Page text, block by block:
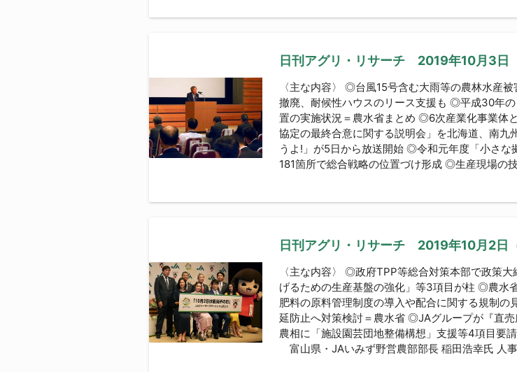
日刊アグリ・リサーチ 2019年10月3日
〈主な内容〉 ◎台風15号含む大雨等の農林水産
撤廃、耐候性ハウスのリース支援も ◎平成30年
置の実施状況＝農水省まとめ ◎6次産業化事業体
協定の最終合意に関する説明会」を北海道、南
うよ!」が5日から放送開始 ◎令和元年度「小さ
181箇所で総合戦略の位置づけ形成 ◎生産現場の
日刊アグリ・リサーチ 2019年10月2日（
〈主な内容〉 ◎政府TPP等総合対策本部で政策
げるための生産基盤の強化」等3項目が柱 ◎農
肥料の原料管理制度の導入や配合に関する規制
延防止へ対策検討＝農水省 ◎JAグループが『直
農相に「施設園芸団地整備構想」支援等4項目
富山県・JAいみず野営農部部長 稲田浩幸氏 人